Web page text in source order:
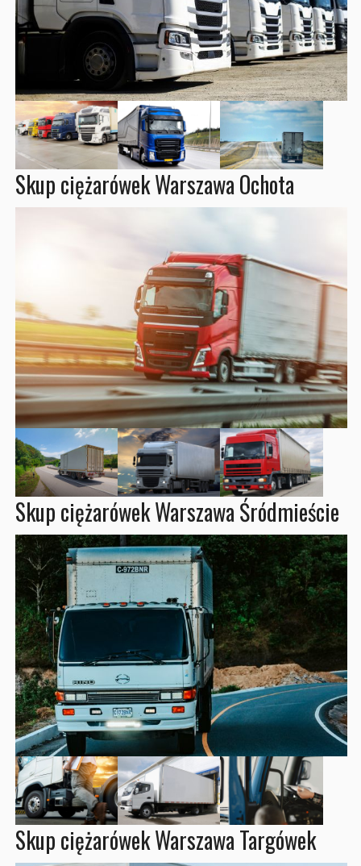
Skup ciężarówek Warszawa Ochota
Skup ciężarówek Warszawa Śródmieście
Skup ciężarówek Warszawa Targówek